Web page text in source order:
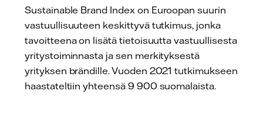
Sustainable Brand Index on Euroopan suurin
vastuullisuuteen keskittyvä tutkimus, jonka
tavoitteena on lisätä tietoisuutta vastuullisesta
yritystoiminnasta ja sen merkityksestä
yrityksen brändille. Vuoden 2021 tutkimukseen
haastateltiin yhteensä 9 900 suomalaista.